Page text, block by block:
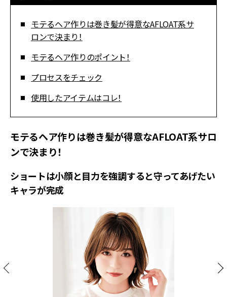
モテるヘア作りは巻き髪が得意なAFLOAT系サ
ロンで決まり！
モテるヘア作りのポイント！
プロセスをチェック
使用したアイテムはコレ！
モテるヘア作りは巻き髪が得意なAFLOAT系サロ
ンで決まり！
ショートは小顔と目力を強調すると守ってあげたい
キャラが完成